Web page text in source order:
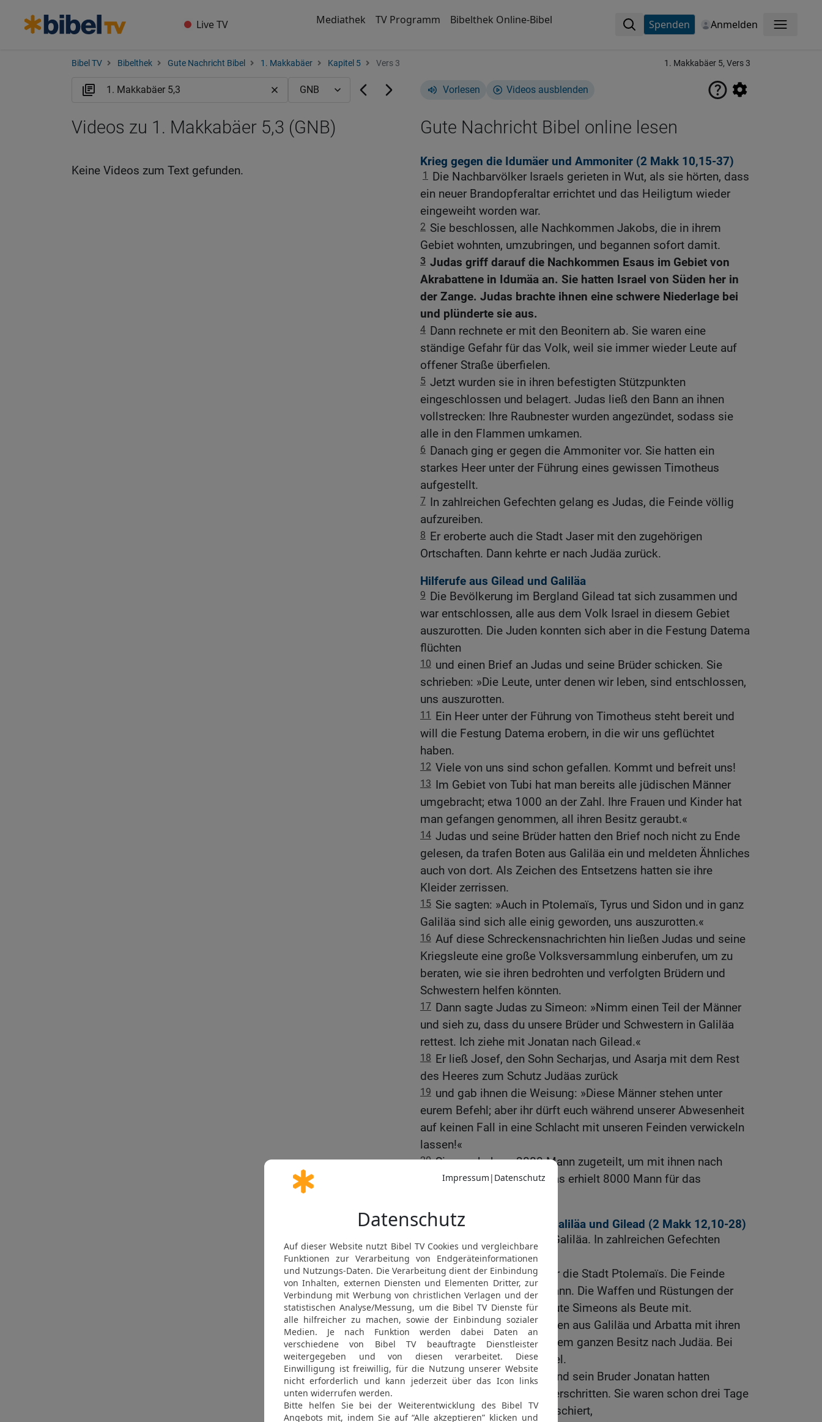
Live TV Mediathek TV Programm Bibelthek Online-Bibel Spenden Anmelden Menü
Bibel TV Bibelthek Gute Nachricht Bibel 1. Makkabäer Kapitel 5 Vers 3 1. Makkabäer 5, Vers 3
Vorlesen Videos ausblenden
Gute Nachricht Bibel online lesen
Krieg gegen die Idumäer und Ammoniter (2 Makk 10,15-37)
1
Die Nachbarvölker Israels gerieten in Wut, als sie hörten, dass
ein neuer Brandopferaltar errichtet und das Heiligtum wieder
eingeweiht worden war.
2 Sie beschlossen, alle Nachkommen Jakobs, die in ihrem
Gebiet wohnten, umzubringen, und begannen sofort damit.
3 Judas griff darauf die Nachkommen Esaus im Gebiet von
Akrabattene in Idumäa an. Sie hatten Israel von Süden her in
der Zange. Judas brachte ihnen eine schwere Niederlage bei
und plünderte sie aus.
4 Dann rechnete er mit den Beonitern ab. Sie waren eine
ständige Gefahr für das Volk, weil sie immer wieder Leute auf
offener Straße überfielen.
5 Jetzt wurden sie in ihren befestigten Stützpunkten
eingeschlossen und belagert. Judas ließ den Bann an ihnen
vollstrecken: Ihre Raubnester wurden angezündet, sodass sie
alle in den Flammen umkamen.
6 Danach ging er gegen die Ammoniter vor. Sie hatten ein
starkes Heer unter der Führung eines gewissen Timotheus
aufgestellt.
7 In zahlreichen Gefechten gelang es Judas, die Feinde völlig
aufzureiben.
8 Er eroberte auch die Stadt Jaser mit den zugehörigen
Ortschaften. Dann kehrte er nach Judäa zurück.
Hilferufe aus Gilead und Galiläa
9 Die Bevölkerung im Bergland Gilead tat sich zusammen und
war entschlossen, alle aus dem Volk Israel in diesem Gebiet
auszurotten. Die Juden konnten sich aber in die Festung Datema
flüchten
10 und einen Brief an Judas und seine Brüder schicken. Sie
schrieben: »Die Leute, unter denen wir leben, sind entschlossen,
uns auszurotten.
11
Ein Heer unter der Führung von Timotheus steht bereit und
will die Festung Datema erobern, in die wir uns geflüchtet
haben.
12 Viele von uns sind schon gefallen. Kommt und befreit uns!
13 Im Gebiet von Tubi hat man bereits alle jüdischen Männer
umgebracht; etwa 1000 an der Zahl. Ihre Frauen und Kinder hat
man gefangen genommen, all ihren Besitz geraubt.«
14 Judas und seine Brüder hatten den Brief noch nicht zu Ende
gelesen, da trafen Boten aus Galiläa ein und meldeten Ähnliches
auch von dort. Als Zeichen des Entsetzens hatten sie ihre
Kleider zerrissen.
15 Sie sagten: »Auch in Ptolemaïs, Tyrus und Sidon und in ganz
Galiläa sind sich alle einig geworden, uns auszurotten.«
16 Auf diese Schreckensnachrichten hin ließen Judas und seine
Kriegsleute eine große Volksversammlung einberufen, um zu
beraten, wie sie ihren bedrohten und verfolgten Brüdern und
Schwestern helfen könnten.
17 Dann sagte Judas zu Simeon: »Nimm einen Teil der Männer
und sieh zu, dass du unsere Brüder und Schwestern in Galiläa
rettest. Ich ziehe mit Jonatan nach Gilead.«
18 Er ließ Josef, den Sohn Secharjas, und Asarja mit dem Rest
des Heeres zum Schutz Judäas zurück
19 und gab ihnen die Weisung: »Diese Männer stehen unter
eurem Befehl; aber ihr dürft euch während unserer Abwesenheit
auf keinen Fall in eine Schlacht mit unseren Feinden verwickeln
lassen!«
20 Simeon bekam 3000 Mann zugeteilt, um mit ihnen nach
Galiläa zu ziehen, und Judas erhielt 8000 Mann für das
Rettung für die Juden in Galiläa und Gilead (2 Makk 12,10-28)
Simeon zog also nach Galiläa. In zahlreichen Gefechten
besiegte er die Fremden
22 und verfolgte sie bis vor die Stadt Ptolemaïs. Die Feinde
verloren ungefähr 3000 Mann. Die Waffen und Rüstungen der
Gefallenen nahmen die Leute Simeons als Beute mit.
23 Simeon brachte die Juden aus Galiläa und Arbatta mit ihren
Frauen und Kindern und ihrem ganzen Besitz nach Judäa. Bei
allen herrschte großer Jubel.
24 Der Makkabäer Judas und sein Bruder Jonatan hatten
inzwischen den Jordan überschritten. Sie waren schon drei Tage
lang durch die Steppe marschiert,
Videos zu 1. Makkabäer 5,3 (GNB)
Keine Videos zum Text gefunden.